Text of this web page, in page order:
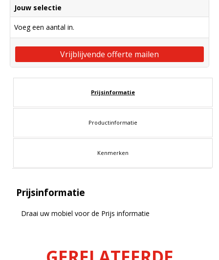
Jouw selectie
Voeg een aantal in.
Vrijblijvende offerte mailen
Prijsinformatie
Productinformatie
Kenmerken
Prijsinformatie
Draai uw mobiel voor de Prijs informatie